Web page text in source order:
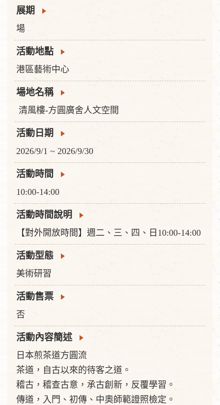
展期
場
活動地點
港區藝術中心
場地名稱
清風樓-方圓廣舍人文空間
活動日期
2026/9/1 ~ 2026/9/30
活動時間
10:00-14:00
活動時間說明
【對外開放時間】週二、三、四、日10:00-14:00
活動型態
美術研習
活動售票
否
活動內容簡述
日本煎茶道方圓流
茶道，自古以來的待客之道。
稽古，稽查古意，承古創新，反覆學習。
傳道，入門、初傳、中奧師範證照檢定。